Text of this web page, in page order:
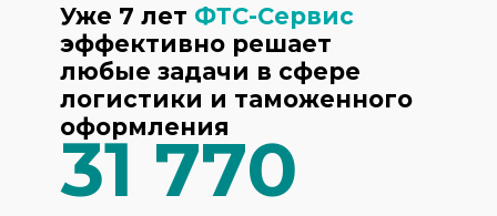
31 770
Уже 7 лет ФТС-Сервис
эффективно решает
любые задачи в сфере
логистики и таможенного
оформления